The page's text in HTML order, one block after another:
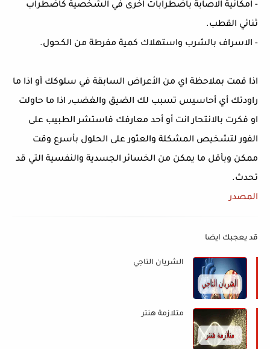
- امكانية الاصابة باضطرابات اخرى في الشخصية كاضطراب
ثنائي القطب.
- الاسراف بالشرب واستهلاك كمية مفرطة من الكحول.
اذا قمت بملاحظة اي من الأعراض السابقة في سلوكك أو اذا ما
راودتك أي أحاسيس تسبب لك الضيق والغضب٫ اذا ما حاولت
او فكرت بالانتحار انت أو أحد معارفك فاستشر الطبيب على
الفور لتشخيص المشكلة والعثور على الحلول بأسرع وقت
ممكن وبأقل ما يمكن من الخسائر الجسدية والنفسية التي قد
تحدث.
المصدر
قد يعجبك ايضا
الشريان التاجي
متلازمة هنتر